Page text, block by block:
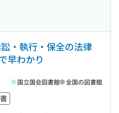
・執行・保全の法律
早わかり
国立国会図書館 全国の図書館